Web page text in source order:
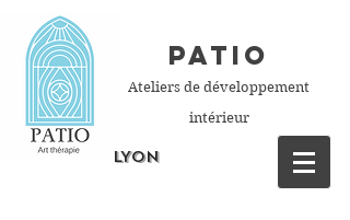
PATIO
Ateliers de développement
intérieur
LYON